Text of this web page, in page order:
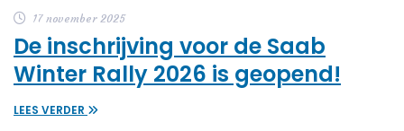
17 november 2025
De inschrijving voor de Saab
Winter Rally 2026 is geopend!
LEES VERDER